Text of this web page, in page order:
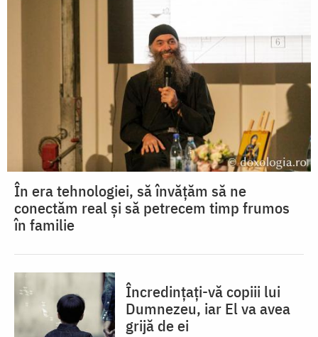
În era tehnologiei, să învățăm să ne
conectăm real și să petrecem timp frumos
în familie
Încredințați-vă copiii lui
Dumnezeu, iar El va avea
grijă de ei